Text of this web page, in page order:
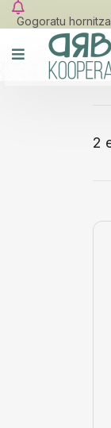
Gogoratu
2